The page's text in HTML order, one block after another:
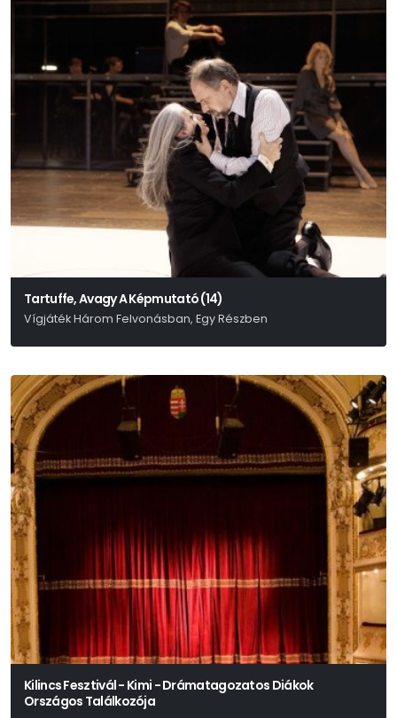
Tartuffe, Avagy A Képmutató (14)
Vígjáték Három Felvonásban, Egy Részben
Kilincs Fesztivál - Kimi - Drámatagozatos Diákok
Országos Találkozója